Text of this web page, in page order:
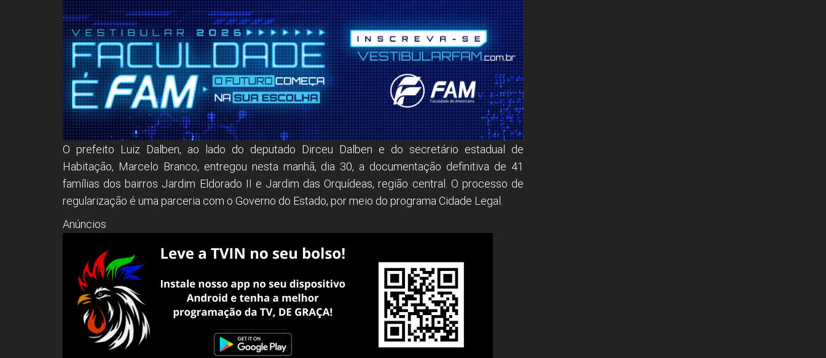
O prefeito Luiz Dalben, ao lado do deputado Dirceu Dalben e do secretário estadual de
Habitação, Marcelo Branco, entregou nesta manhã, dia 30, a documentação definitiva de 41
famílias dos bairros Jardim Eldorado II e Jardim das Orquídeas, região central. O processo de
regularização é uma parceria com o Governo do Estado, por meio do programa Cidade Legal.
Anúncios